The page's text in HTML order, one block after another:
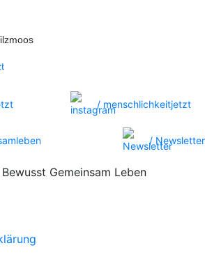
/ menschlichkeitjetzt
/ Newsletter
Gemeinsam Leben